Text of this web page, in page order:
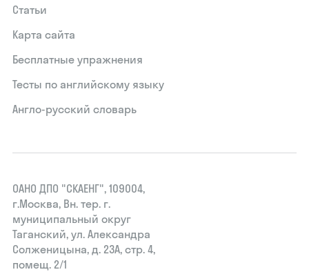
Статьи
Карта сайта
Бесплатные упражнения
Тесты по английскому языку
Англо-русский словарь
ОАНО ДПО "СКАЕНГ", 109004,
г.Москва, Вн. тер. г.
муниципальный округ
Таганский, ул. Александра
Солженицына, д. 23А, стр. 4,
помещ. 2/1